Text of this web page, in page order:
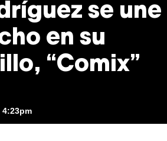
se une
en su
“Comix”
4:23pm